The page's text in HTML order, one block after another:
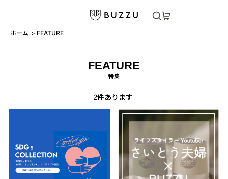
ホーム > FEATURE
FEATURE
特集
2件あります